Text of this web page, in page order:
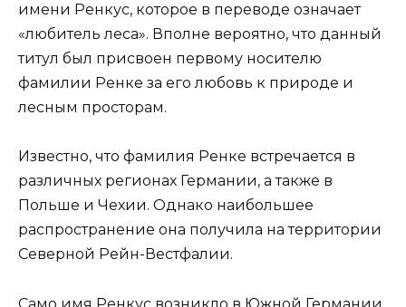
имени Ренкус, которое в переводе означает
«любитель леса». Вполне вероятно, что данный
титул был присвоен первому носителю
фамилии Ренке за его любовь к природе и
лесным просторам.
Известно, что фамилия Ренке встречается в
различных регионах Германии, а также в
Польше и Чехии. Однако наибольшее
распространение она получила на территории
Северной Рейн-Вестфалии.
Само имя Ренкус возникло в Южной Германии